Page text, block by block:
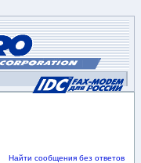
Найти сообщения без ответов